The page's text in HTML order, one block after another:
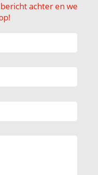
achter en we